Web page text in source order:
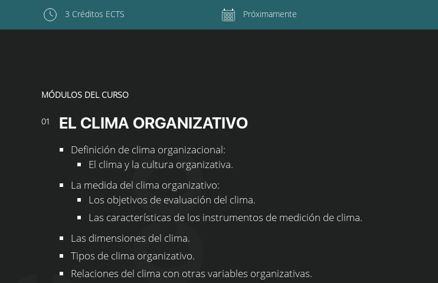
3 Créditos ECTS Próximamente
MÓDULOS DEL CURSO
01 EL CLIMA ORGANIZATIVO
Definición de clima organizacional:
El clima y la cultura organizativa.
La medida del clima organizativo:
Los objetivos de evaluación del clima.
Las características de los instrumentos de medición de clima.
Las dimensiones del clima.
Tipos de clima organizativo.
Relaciones del clima con otras variables organizativas.